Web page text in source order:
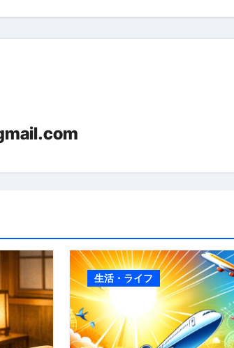
寒・撥水・作業用（ニトリル/ビニール）ま
防水・充電方式まで失敗しない選び方
プ別比較・価格の考え方・失敗しないチェ
ニッパー・電動まで、硬い爪／巻き爪／飛
ーション・カット済みの選び方と、年末年
された保存食文化”
変える地震対策ステッカー
生活・ライフ